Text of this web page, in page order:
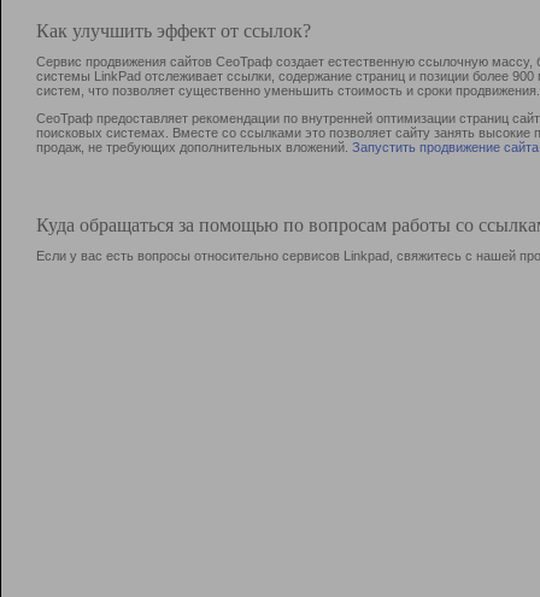
Как улучшить эффект от ссылок?
Сервис продвижения сайтов СеоТраф создает естественную ссылочную
системы LinkPad отслеживает ссылки, содержание страниц и позиции более
систем, что позволяет существенно уменьшить стоимость и сроки продвижения.
СеоТраф предоставляет рекомендации по внутренней оптимизации страниц
поисковых системах. Вместе со ссылками это позволяет сайту занять
продаж, не требующих дополнительных вложений. Запустить продвижение сайта
Куда обращаться за помощью по вопросам работы со
Если у вас есть вопросы относительно сервисов Linkpad, свяжитесь с нашей